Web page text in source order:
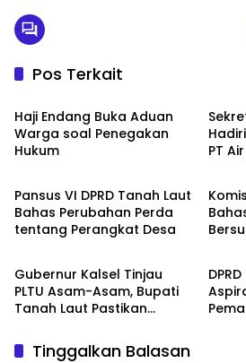
Pos Terkait
Tanah Laut
Haji Endang Buka Aduan
Warga soal Penegakan
Hukum
PT
Tanah Laut
Pansus VI DPRD Tanah Laut
Bahas Perubahan Perda
tentang Perangkat Desa
Tanah Laut
Gubernur Kalsel Tinjau
PLTU Asam-Asam, Bupati
Tanah Laut Pastikan
Dipercepat
Tinggalkan Balasan